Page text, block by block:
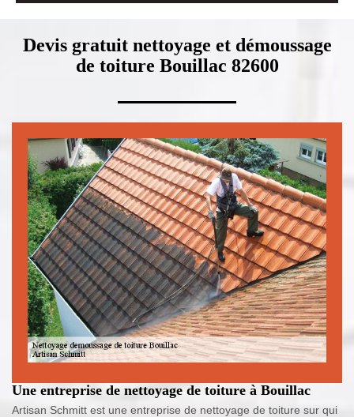
Devis gratuit nettoyage et démoussage
de toiture Bouillac 82600
Une entreprise de nettoyage de toiture à Bouillac
Artisan Schmitt est une entreprise de nettoyage de toiture sur qui